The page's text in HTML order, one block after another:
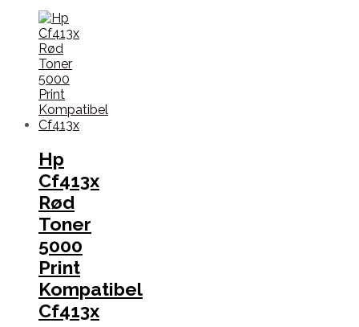
Hp
Cf413x
Rød
Toner
5000
Print
Kompatibel
Cf413x